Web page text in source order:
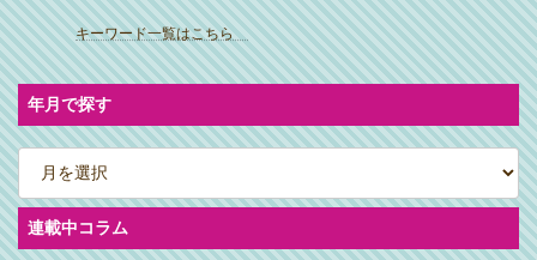
ア
イ
コ
ン
リ
ン
ク
キーワード一覧はこちら
年月で探す
ア
ー
カ
イ
ブ連載中コラム